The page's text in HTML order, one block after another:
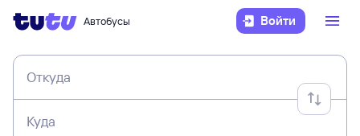
Автобусы Войти
Откуда
Куда